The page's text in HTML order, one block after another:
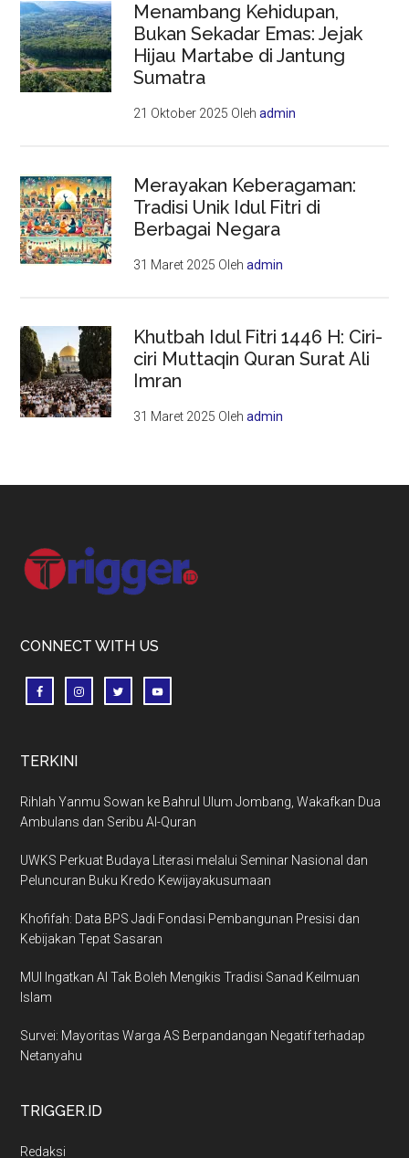
Menambang Kehidupan,
Bukan Sekadar Emas: Jejak
Hijau Martabe di Jantung
Sumatra
21 Oktober 2025 Olehadmin
Merayakan Keberagaman:
Tradisi Unik Idul Fitri di
Berbagai Negara
31 Maret 2025 Olehadmin
Khutbah Idul Fitri 1446 H: Ciri-
ciri Muttaqin Quran Surat Ali
Imran
31 Maret 2025 Olehadmin
Footer
CONNECT WITH US
TERKINI
Rihlah Yanmu Sowan ke Bahrul Ulum Jombang, Wakafkan Dua
Ambulans dan Seribu Al-Quran
UWKS Perkuat Budaya Literasi melalui Seminar Nasional dan
Peluncuran Buku Kredo Kewijayakusumaan
Khofifah: Data BPS Jadi Fondasi Pembangunan Presisi dan
Kebijakan Tepat Sasaran
MUI Ingatkan AI Tak Boleh Mengikis Tradisi Sanad Keilmuan
Islam
Survei: Mayoritas Warga AS Berpandangan Negatif terhadap
Netanyahu
TRIGGER.ID
Redaksi